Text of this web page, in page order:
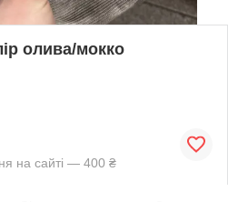
олива/мокко
на сайті — 400 ₴